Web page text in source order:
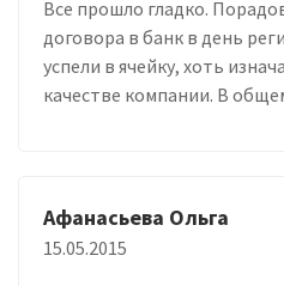
Все прошло гладко.
договора в банк в день
успели в ячейку, хоть
качестве компании. В
Афанасьева Ольга
15.05.2015